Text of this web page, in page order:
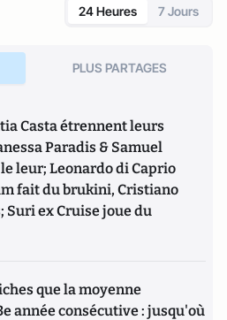
24 Heures 7 Jours
PLUS PARTAGES
Casta étrennent leurs
Paradis & Samuel
leur; Leonardo di Caprio
fait du brukini, Cristiano
Suri ex Cruise joue du
que la moyenne
année consécutive : jusqu'où